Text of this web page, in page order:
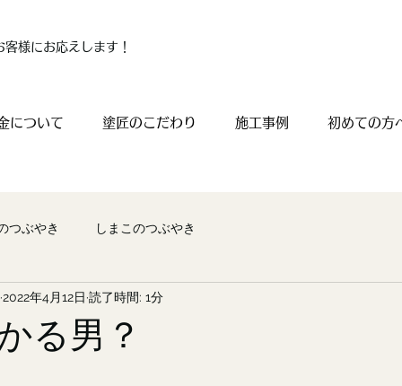
について 塗匠のこだわり 施工事例 初めての方
つぶやき しまこのつぶやき
る男？
2022年4月12日 読了時間: 1分
様にお応えします！